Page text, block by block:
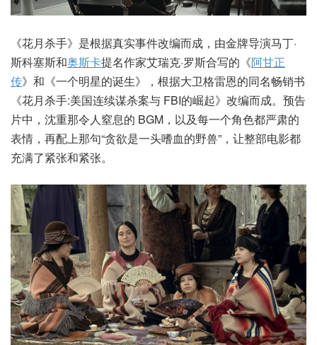
《花月杀手》是根据真实事件改编而成，由金牌导演马丁·
斯科塞斯和奥斯卡提名作家艾瑞克·罗斯合写的《阿甘正
传》和《一个明星的诞生》，根据大卫格雷恩的同名畅销书
《花月杀手:美国连续谋杀案与 FBI的崛起》改编而成。预告
片中，沈重那令人窒息的 BGM，以及每一个角色都严肃的
表情，再配上那句“贪欲是一头嗜血的野兽”，让整部电影都
充满了紧张和紧张。